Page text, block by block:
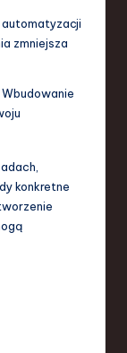
zmniejsza
Wbudowanie
konkretne